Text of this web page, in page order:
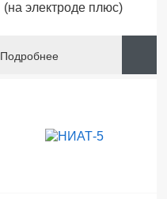
(на электроде плюс)
Подробнее